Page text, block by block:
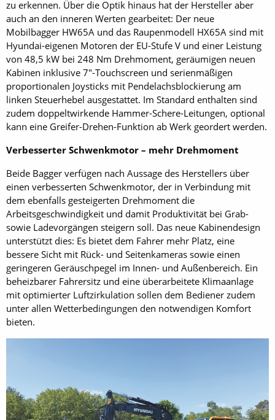
zu er­kennen. Über die Optik hinaus hat der Hersteller aber
auch an den inneren Werten gearbeitet: Der neue
Mobilbagger HW65A und das Raupenmodell HX65A sind mit
Hyundai-eigenen Motoren der EU-Stufe V und einer Leistung
von 48,5 kW bei 248 Nm Drehmoment, geräumigen neuen
Kabinen inklusive 7"-Touchscreen und serienmäßigen
proportionalen Joysticks mit Pendelachsblockierung am
linken Steuerhebel ausgestattet. Im Standard enthalten sind
zudem doppeltwirkende Hammer-Schere-Leitungen, optional
kann eine Greifer-Drehen-Funktion ab Werk geordert werden.
Verbesserter Schwenkmotor – mehr Drehmoment
Beide Bagger verfügen nach Aussage des Herstellers über
einen verbesserten Schwenkmotor, der in Verbindung mit
dem ebenfalls gesteigerten Drehmoment die
Arbeitsgeschwindigkeit und damit Produktivität bei Grab-
sowie Ladevorgängen steigern soll. Das neue Kabinendesign
unterstützt dies: Es bietet dem Fahrer mehr Platz, eine
bessere Sicht mit Rück- und Seitenkameras sowie einen
geringeren Geräuschpegel im Innen- und Außenbereich. Ein
beheizbarer Fahrersitz und eine überarbeitete Klimaanlage
mit optimierter Luftzirkulation sollen dem Bediener zudem
unter allen Wetterbedingungen den notwendigen Komfort
bieten.